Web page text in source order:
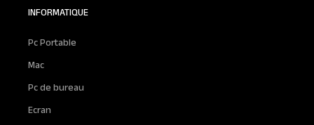
INFORMATIQUE
Pc Portable
Mac
Pc de bureau
Ecran